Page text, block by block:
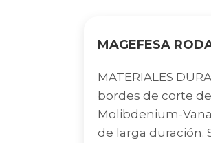
MAGEFESA
MATERIALES
bordes de corte
Molibdenium-
de larga duración.